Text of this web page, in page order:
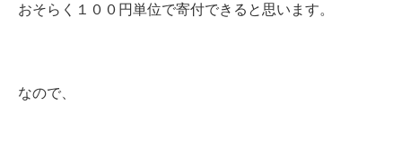
おそらく１００円単位で寄付できると思います。
なので、